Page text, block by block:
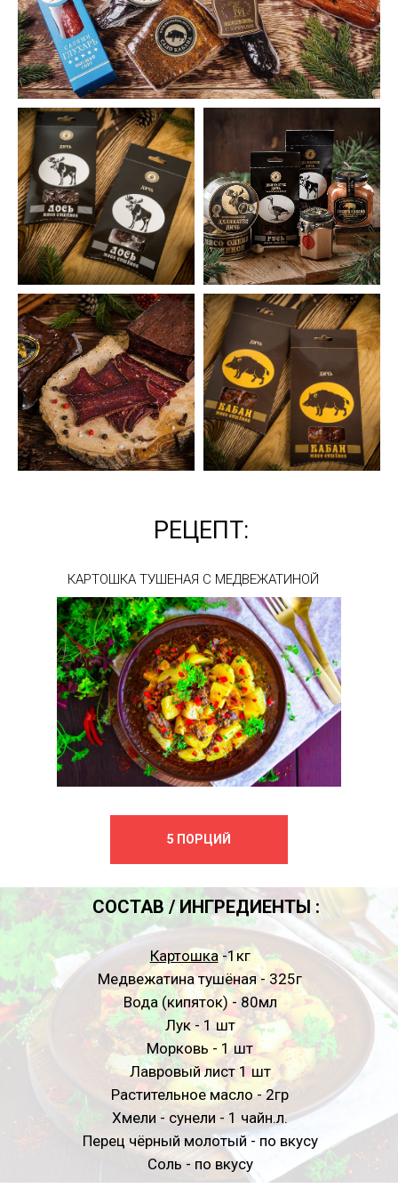
ВСЕ ОТЗЫВЫ
Москва (МКАД)
Курьером на следующий день *
В пределах МКАД - 1610 ₽
В пределах МКАД - 1610 ₽
Обычная доставка
Срочная доставка
Доставка к точному времени
Зона № 1 (Зелёная)
Зона № 2 (Красная)
Зона № 1 (Зелёная) - в пределах МКАД
Доставка: 510 руб
Москва и область
бронируйте его заранее, так как наборы
периодически заканчиваются и может быть
так, что именно понравившегося Вам
набора не будет в наличии. Услуга "БРОНЬ"
стоит 2000 руб, далее вы просто
доплачиваете оставшуюся сумму. Мы
отправляем вашу заявку на склад, ваш ящик
собирают в этот же день и он будет
дожидаться своей доставки. И уже 100%
гарантия, что Вам его доставят .
ВНИМАНИЕ ПРИ ОТМЕНЕ ЗАКАЗА - БРОНЬ
НЕ ВОЗВРАЩАЕТСЯ.
РЕЦЕПТ:
СОСТАВ / ИНГРЕДИЕНТЫ :
КАРТОШКА ТУШЕНАЯ С МЕДВЕЖАТИНОЙ
Картошка-1кг
Медвежатина тушёная - 325г
Вода (кипяток) - 80мл
Лук - 1 шт
Морковь - 1 шт
Лавровый лист 1 шт
Растительное масло - 2гр
Хмели - сунели - 1 чайн.л.
Перец чёрный молотый - по вкусу
Соль - по вкусу
5 ПОРЦИЙ